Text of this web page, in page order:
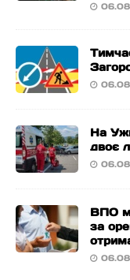
На
двоє
ВПО
за